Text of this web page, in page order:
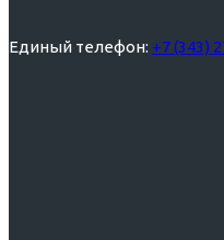
Единый телефон: +7 (343)